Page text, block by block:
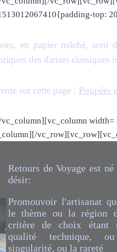
top:
en papier mâché,
des danses
sur cette page : Poupées
width=